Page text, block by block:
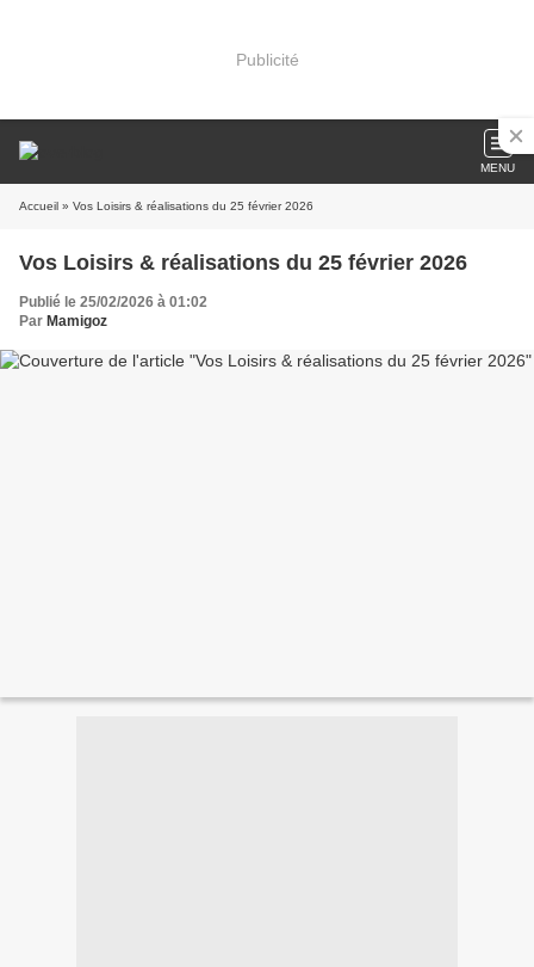
Publicité
MENU
Accueil » Vos Loisirs & réalisations du 25 février 2026
Vos Loisirs & réalisations du 25 février 2026
Publié le 25/02/2026 à 01:02
Par Mamigoz